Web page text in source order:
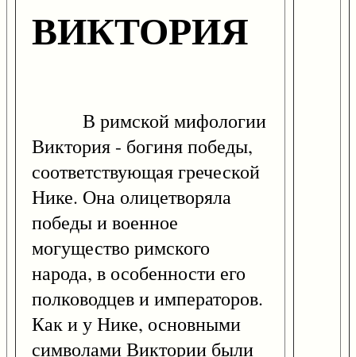
ВИКТОРИЯ
В римской мифологии
Виктория - богиня победы,
соответствующая греческой
Нике. Она олицетворяла
победы и военное
могущество римского
народа, в особенности его
полководцев и императоров.
Как и у Нике, основными
символами Виктории были